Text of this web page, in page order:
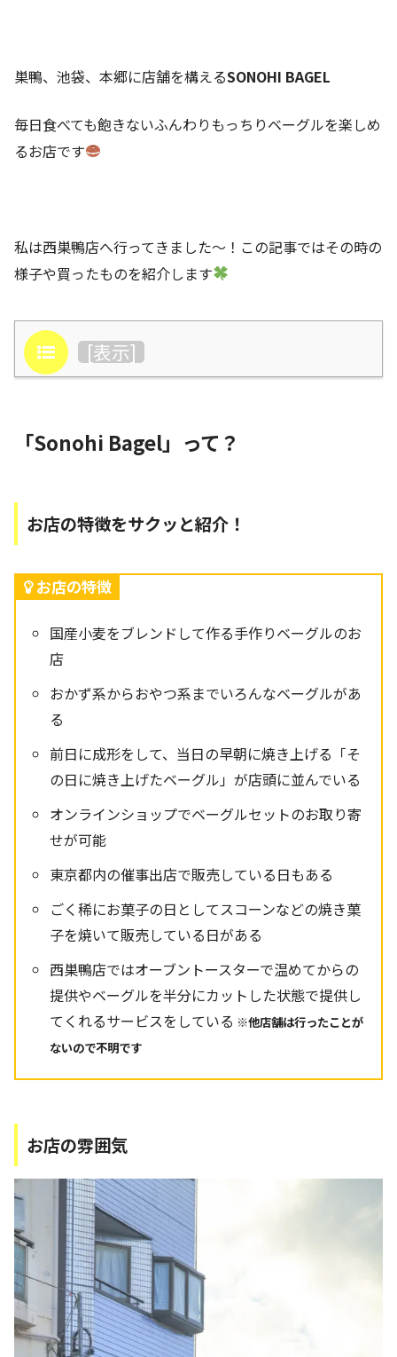
巣鴨、池袋、本郷に店舗を構えるSONOHI BAGEL
毎日食べても飽きないふんわりもっちりベーグルを楽しめ
るお店です
私は西巣鴨店へ行ってきました〜！この記事ではその時の
様子や買ったものを紹介します
目次 [表示]
「Sonohi Bagel」って？
お店の特徴をサクッと紹介！
お店の特徴
国産小麦をブレンドして作る手作りベーグルのお
店
おかず系からおやつ系までいろんなベーグルがあ
る
前日に成形をして、当日の早朝に焼き上げる「そ
の日に焼き上げたベーグル」が店頭に並んでいる
オンラインショップでベーグルセットのお取り寄
せが可能
東京都内の催事出店で販売している日もある
ごく稀にお菓子の日としてスコーンなどの焼き菓
子を焼いて販売している日がある
西巣鴨店ではオーブントースターで温めてからの
提供やベーグルを半分にカットした状態で提供し
てくれるサービスをしている ※他店舗は行ったことが
ないので不明です
お店の雰囲気